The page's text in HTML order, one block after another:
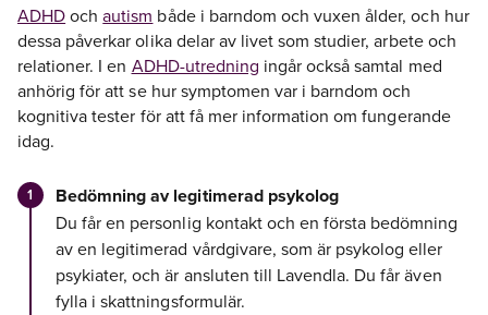
ADHDochautism både i barndom och vuxen ålder, och hur
dessa påverkar olika delar av livet som studier, arbete och
relationer. I en ADHD-utredning ingår också samtal med
anhörig för att se hur symptomen var i barndom och
kognitiva tester för att få mer information om fungerande
idag.
Bedömning av legitimerad psykolog
Du får en personlig kontakt och en första bedömning
av en legitimerad vårdgivare, som är psykolog eller
psykiater, och är ansluten till Lavendla. Du får även
fylla i skattningsformulär.